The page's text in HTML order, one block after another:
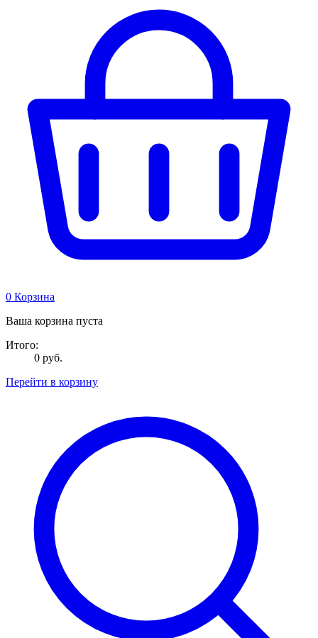
0 Корзина
Ваша корзина пуста
Итого:
0 руб.
Перейти в корзину